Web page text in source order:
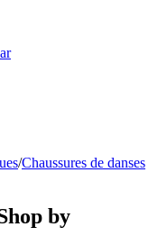
/Chaussures de danses
by